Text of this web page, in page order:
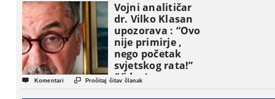
Vojni analitičar
dr. Vilko Klasan
upozorava : “Ovo
nije primirje ,
nego početak
svjetskog rata!”
(Video)
 Komentari  Pročitaj čitav članak